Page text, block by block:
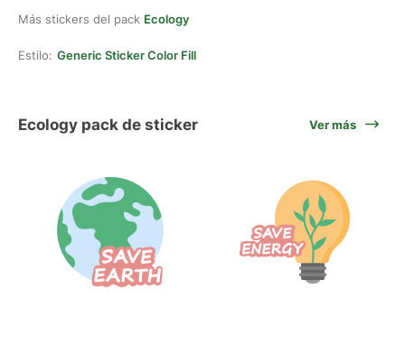
Más stickers del pack Ecology
Estilo: Generic Sticker Color Fill
Ecology pack de sticker Ver más